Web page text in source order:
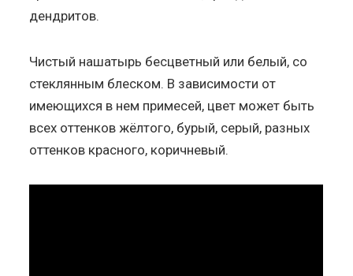
дендритов.
Чистый нашатырь бесцветный или белый, со
стеклянным блеском. В зависимости от
имеющихся в нем примесей, цвет может быть
всех оттенков жёлтого, бурый, серый, разных
оттенков красного, коричневый.